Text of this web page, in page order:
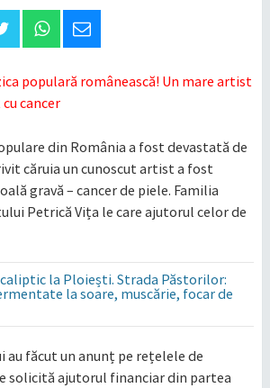
din România a fost devastată de
căruia un cunoscut artist a fost
gravă – cancer de piele. Familia
Petrică Vița le care ajutorul celor de
la Ploiești. Strada Păstorilor:
la soare, muscărie, focar de
făcut un anunț pe rețelele de
solicită ajutorul financiar din partea